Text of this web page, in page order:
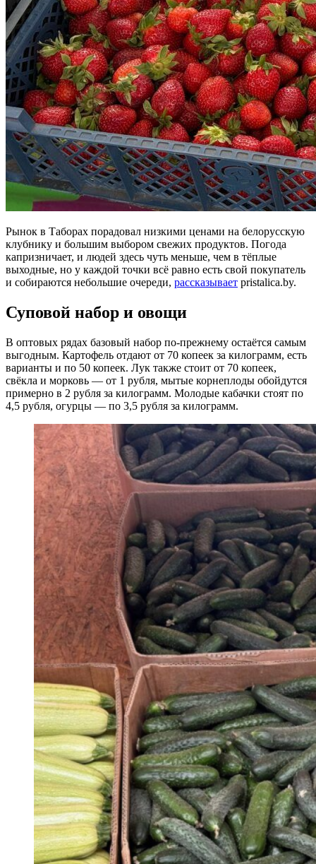
Рынок в Таборах порадовал низкими ценами на белорусскую
клубнику и большим выбором свежих продуктов. Погода
капризничает, и людей здесь чуть меньше, чем в тёплые
выходные, но у каждой точки всё равно есть свой покупатель
и собираются небольшие очереди, рассказывает pristalica.by.
Суповой набор и овощи
В оптовых рядах базовый набор по‑прежнему остаётся самым
выгодным. Картофель отдают от 70 копеек за килограмм, есть
варианты и по 50 копеек. Лук также стоит от 70 копеек,
свёкла и морковь — от 1 рубля, мытые корнеплоды обойдутся
примерно в 2 рубля за килограмм. Молодые кабачки стоят по
4,5 рубля, огурцы — по 3,5 рубля за килограмм.